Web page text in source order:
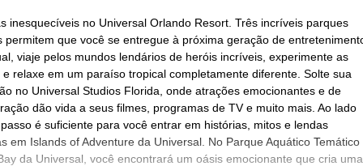
inesquecíveis no Universal Orlando Resort. Três incríveis parques
permitem que você se entregue à próxima geração de
viaje pelos mundos lendários de heróis incríveis, experimente as
e relaxe em um paraíso tropical completamente diferente. Solte sua
no Universal Studios Florida, onde atrações emocionantes e de
dão vida a seus filmes, programas de TV e muito mais. Ao lado
é suficiente para você entrar em histórias, mitos e lendas
em Islands of Adventure da Universal. No Parque Aquático Temático
da Universal, você encontrará um oásis emocionante que cria uma